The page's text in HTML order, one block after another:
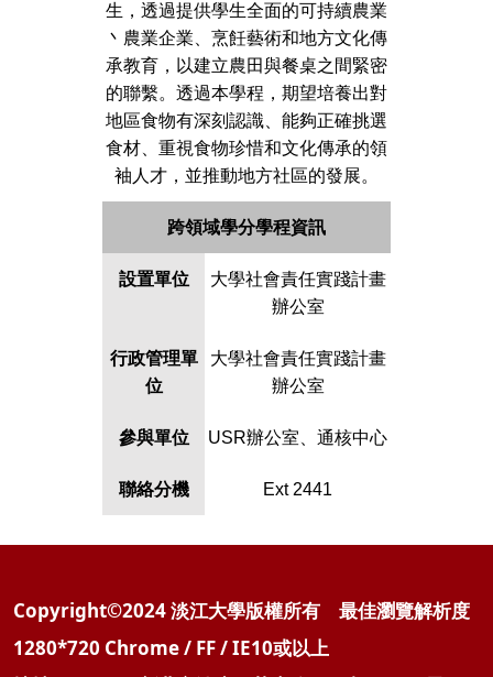
生，透過提供學生全面的可持續農業
丶農業企業、烹飪藝術和地方文化傳
承教育，以建立農田與餐桌之間緊密
的聯繫。透過本學程，期望培養出對
地區食物有深刻認識、能夠正確挑選
食材、重視食物珍惜和文化傳承的領
袖人才，並推動地方社區的發展。
跨領域學分學程資訊
設置單位
大學社會責任實踐計畫
辦公室
行政管理單
位
大學社會責任實踐計畫
辦公室
參與單位 USR辦公室、通核中心
聯絡分機 Ext 2441
Copyright©2024 淡江大學版權所有 最佳瀏覽解析度
1280*720 Chrome / FF / IE10或以上